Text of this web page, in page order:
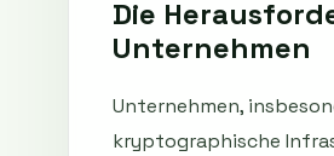
Die
Unternehmen
Unternehmen,
kryptographische